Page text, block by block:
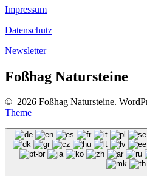
Impressum
Datenschutz
Newsletter
Foßhag Natursteine
© 2026 Foßhag Natursteine.
Theme